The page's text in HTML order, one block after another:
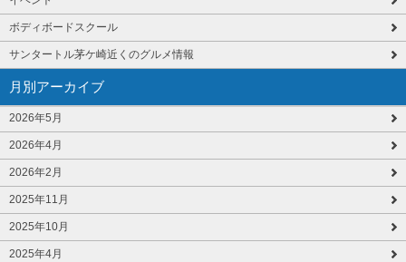
ボディボードスクール
サンタートル茅ケ崎近くのグルメ情報
月別アーカイブ
2026年5月
2026年4月
2026年2月
2025年11月
2025年10月
2025年4月